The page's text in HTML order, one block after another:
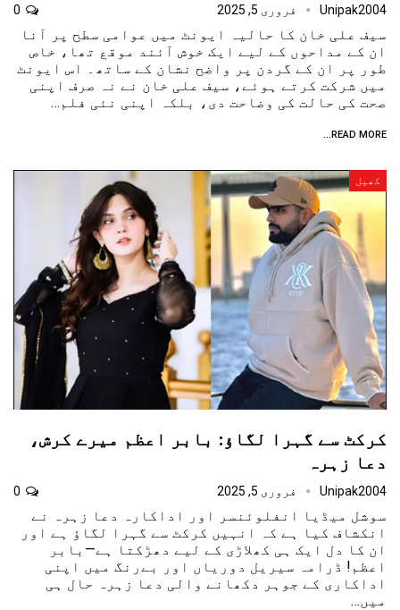
Unipak2004 فروری 5, 2025
سیف علی خان کا حالیہ ایونٹ میں عوامی سطح پر آنا
ان کے مداحوں کے لیے ایک خوش آئند موقع تھا، خاص
طور پر ان کے گردن پر واضح نشان کے ساتھ۔ اس ایونٹ
میں شرکت کرتے ہوئے، سیف علی خان نے نہ صرف اپنی
صحت کی حالت کی وضاحت دی، بلکہ اپنی نئی فلم…
READ MORE...
کھیل
کرکٹ سے گہرا لگاؤ: بابر اعظم میرے کرش،
دعا زہرہ
Unipak2004 فروری 5, 2025
سوشل میڈیا انفلوئنسر اور اداکارہ دعا زہرہ نے
انکشاف کیا ہے کہ انہیں کرکٹ سے گہرا لگاؤ ہے اور
ان کا دل ایک ہی کھلاڑی کے لیے دھڑکتا ہے—بابر
اعظم! ڈرامہ سیریل دوریاں اور بےرنگ میں اپنی
اداکاری کے جوہر دکھانے والی دعا زہرہ حال ہی
میں…